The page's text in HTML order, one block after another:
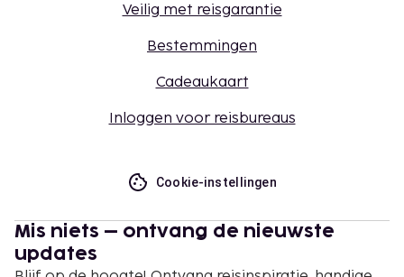
Veilig met reisgarantie
Bestemmingen
Cadeaukaart
Inloggen voor reisbureaus
Cookie-instellingen
Mis niets – ontvang de nieuwste
updates